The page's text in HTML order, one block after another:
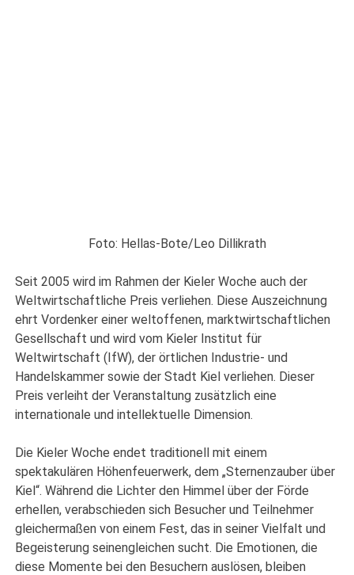
Foto: Hellas-Bote/Leo Dillikrath
Seit 2005 wird im Rahmen der Kieler Woche auch der
Weltwirtschaftliche Preis verliehen. Diese Auszeichnung
ehrt Vordenker einer weltoffenen, marktwirtschaftlichen
Gesellschaft und wird vom Kieler Institut für
Weltwirtschaft (IfW), der örtlichen Industrie- und
Handelskammer sowie der Stadt Kiel verliehen. Dieser
Preis verleiht der Veranstaltung zusätzlich eine
internationale und intellektuelle Dimension.
Die Kieler Woche endet traditionell mit einem
spektakulären Höhenfeuerwerk, dem „Sternenzauber über
Kiel“. Während die Lichter den Himmel über der Förde
erhellen, verabschieden sich Besucher und Teilnehmer
gleichermaßen von einem Fest, das in seiner Vielfalt und
Begeisterung seinengleichen sucht. Die Emotionen, die
diese Momente bei den Besuchern auslösen, bleiben